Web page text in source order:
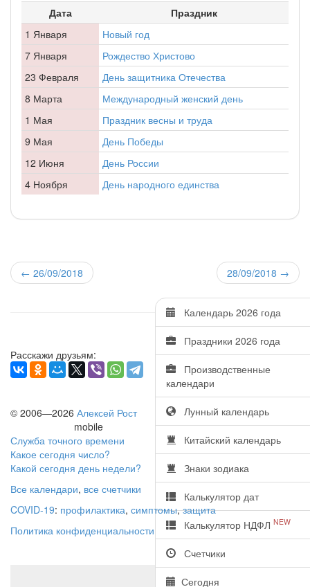
Дата
Праздник
1 Января
Новый год
7 Января
Рождество Христово
23 Февраля
День защитника Отечества
8 Марта
Международный женский день
1 Мая
Праздник весны и труда
9 Мая
День Победы
12 Июня
День России
4 Ноября
День народного единства
← 26/09/2018 28/09/2018 →
Календарь 2026 года
Праздники 2026 года
Производственные
календари
Лунный календарь
Китайский календарь
Знаки зодиака
Калькулятор дат
Калькулятор НДФЛ NEW
Счетчики
Сегодня
Расскажи друзьям:
© 2006—2026 Алексей Рост
mobile
Служба точного времени
Какое сегодня число?
Какой сегодня день недели?
Все календари, все счетчики
COVID-19: профилактика, симптомы,защита
Политика конфиденциальности